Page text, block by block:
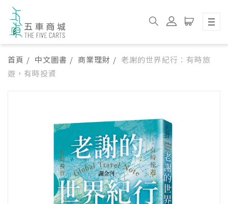
首頁 中文圖書 商業理財
老謝的世界紀行：有時旅
遊，有時投資